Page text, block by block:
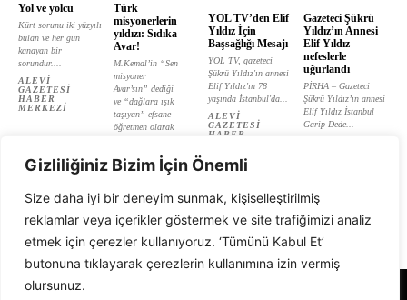
Gizliliğiniz Bizim İçin Önemli
Size daha iyi bir deneyim sunmak, kişiselleştirilmiş
reklamlar veya içerikler göstermek ve site trafiğimizi analiz
etmek için çerezler kullanıyoruz. ‘Tümünü Kabul Et’
butonuna tıklayarak çerezlerin kullanımına izin vermiş
olursunuz.
Yol ve yolcu
Kürt sorunu iki yüzyılı
bulan ve her gün
kanayan bir
sorundur....
ALEVI
GAZETESI
HABER
MERKEZI
Türk
misyonerlerin
yıldızı: Sıdıka
Avar!
M.Kemal’in “Sen
misyoner
Avar’sın” dediği
ve “dağlara ışık
taşıyan” efsane
öğretmen olarak
ALEVI
GAZETESI
YOL TV’den Elif
Yıldız İçin
Başsağlığı Mesajı
YOL TV, gazeteci
Şükrü Yıldız'ın annesi
Elif Yıldız'ın 78
yaşında İstanbul'da...
ALEVI
GAZETESI
HABER
Gazeteci Şükrü
Yıldız’ın Annesi
Elif Yıldız
nefeslerle
uğurlandı
PİRHA – Gazeteci
Şükrü Yıldız’ın annesi
Elif Yıldız İstanbul
Garip Dede...